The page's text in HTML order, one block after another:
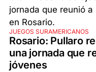
JUEGOS SURAMERICANOS
Rosario: Pullaro
una jornada que
jóvenes